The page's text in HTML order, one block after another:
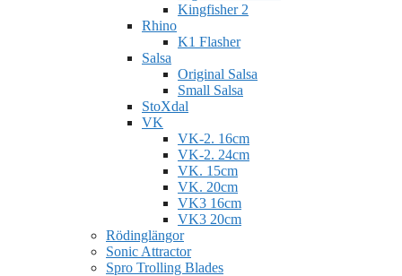
Kingfisher 2
Rhino
K1 Flasher
Salsa
Original Salsa
Small Salsa
StoXdal
VK
VK-2. 16cm
VK-2. 24cm
VK. 15cm
VK. 20cm
VK3 16cm
VK3 20cm
Rödinglängor
Sonic Attractor
Spro Trolling Blades